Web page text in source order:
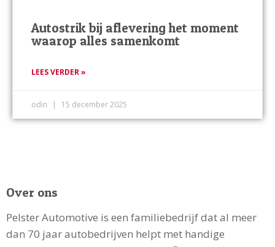
Autostrik bij aflevering het moment
waarop alles samenkomt
LEES VERDER »
odin 15 december 2025
Over ons
Pelster Automotive is een familiebedrijf dat al meer
dan 70 jaar autobedrijven helpt met handige